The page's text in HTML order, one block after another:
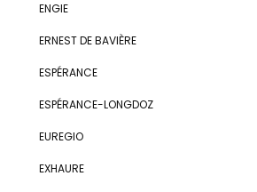
ENGIE
ERNEST DE BAVIÈRE
ESPÉRANCE
ESPÉRANCE-LONGDOZ
EUREGIO
EXHAURE